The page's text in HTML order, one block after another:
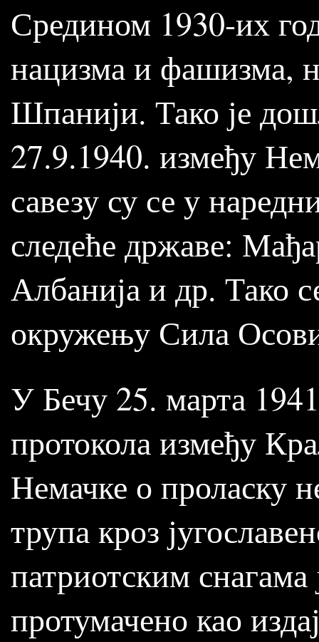
Средином 1930-их
нацизма и фашизма,
Шпанији. Тако је
27.9.1940. између
савезу су се у
следеће државе:
Албанија и др. Тако
окружењу Сила
У Бечу 25. марта
протокола између
Немачке о проласку
трупа кроз
патриотским снагама
протумачено као